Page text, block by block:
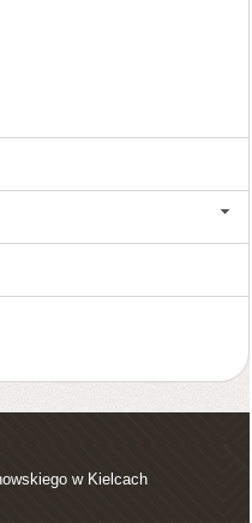
w Kielcach